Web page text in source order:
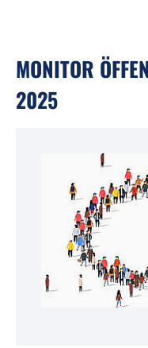
MONITOR
2025